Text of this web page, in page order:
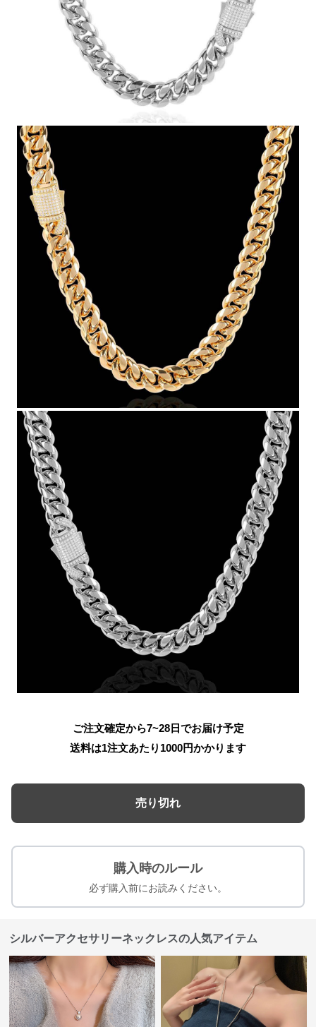
ご注文確定から7~28日でお届け予定
送料は1注文あたり 1000円かかります
売り切れ
購入時のルール
必ず購入前にお読みください。
シルバーアクセサリーネックレスの人気アイテム